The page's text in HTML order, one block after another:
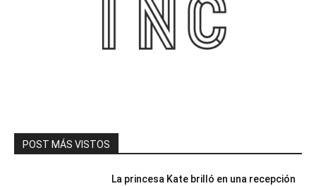
POST MÁS VISTOS
La princesa Kate brilló en una recepción